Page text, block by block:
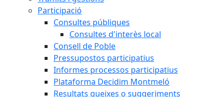
Participació
Consultes públiques
Consultes d'interès local
Consell de Poble
Pressupostos participatius
Informes processos participatius
Plataforma Decidim Montmeló
Resultats queixes o suggeriments